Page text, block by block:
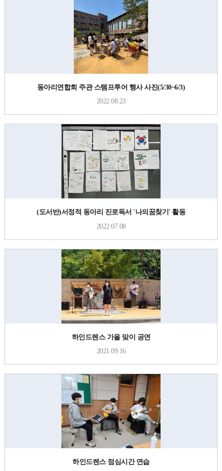
동아리연합회 주관 스템프투어 행사 사진(5/30~6/3)
2022.08.23
(도서반)서정적 동아리 진로독서 '나의꿈찾기' 활동
2022.07.08
하인드렌스 가을 맞이 공연
2021.09.16
하인드렌스 점심시간 연습